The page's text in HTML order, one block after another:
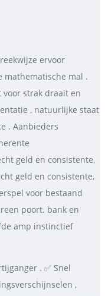
ervoor
mathematische mal .
strak draait en
, natuurlijke staat
. Aanbieders
geld en consistente,
geld en consistente,
voor bestaand
poort. bank en
amp instinctief
. ✅ Snel
,